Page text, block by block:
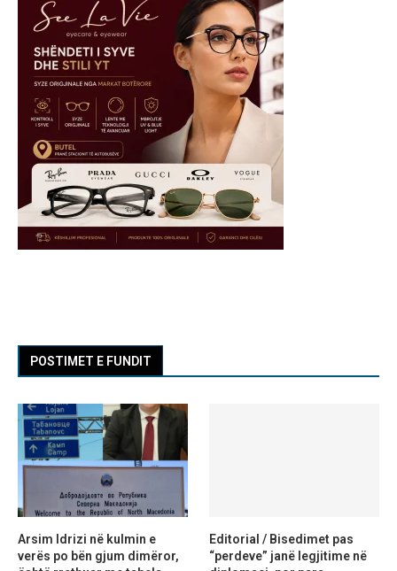
POSTIMET E FUNDIT
Arsim Idrizi në kulmin e
verës po bën gjum dimëror,
Editorial / Bisedimet pas
“perdeve” janë legjitime në